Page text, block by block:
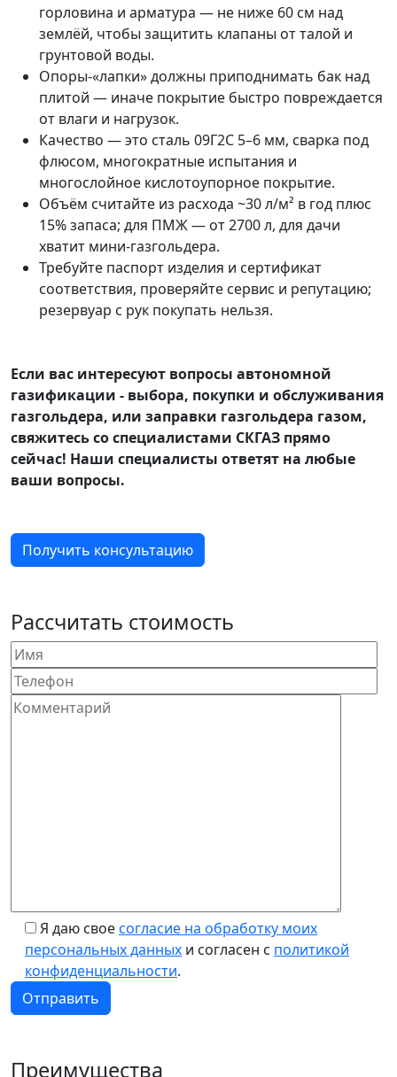
горловина и арматура — не ниже 60 см над
землёй, чтобы защитить клапаны от талой и
грунтовой воды.
Опоры-«лапки» должны приподнимать бак над
плитой — иначе покрытие быстро повреждается
от влаги и нагрузок.
Качество — это сталь 09Г2С 5–6 мм, сварка под
флюсом, многократные испытания и
многослойное кислотоупорное покрытие.
Объём считайте из расхода ~30 л/м² в год плюс
15% запаса; для ПМЖ — от 2700 л, для дачи
хватит мини-газгольдера.
Требуйте паспорт изделия и сертификат
соответствия, проверяйте сервис и репутацию;
резервуар с рук покупать нельзя.
Если вас интересуют вопросы автономной
газификации - выбора, покупки и обслуживания
газгольдера, или заправки газгольдера газом,
свяжитесь со специалистами СКГАЗ прямо
сейчас! Наши специалисты ответят на любые
ваши вопросы.
Получить консультацию
Рассчитать стоимость
Я даю своесогласие на обработку моих
персональных данных и согласен с политикой
конфиденциальности.
Преимущества